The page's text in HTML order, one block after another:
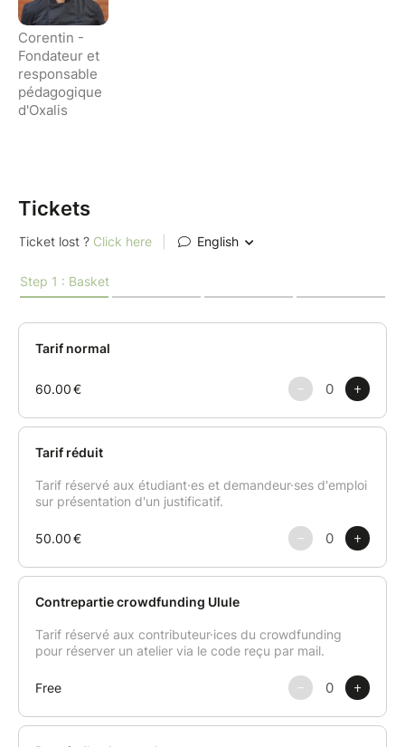
enrobés de chocolat.
Cookies – moelleux à cœur et généreusement
garnis, pour une touche gourmande et
régressive.
Rochers coco – fondants et parfumés à la
pâte sablée, de dressage à la poche et de glaçage au
cornet, ainsi que les astuces pour réussir chaque
repartirez avec un assortiment de biscuits faits
Un atelier convivial et gourmand, parfait pour se
mettre dans l'ambiance des fêtes tout en douceur.
Des astuces et tours de mains seront donnés tout au
long du cours.
Les tabliers, couteaux et autres ustensiles sont mis à
disposition durant le cours.
* Le cours pourrait être annulé si le nombre de 6
personnes minimum n'est pas atteint.
Une annulation moins de 7 jours avant le début du
remboursement. Néanmoins, le cours pourra faire
l'objet d'un report si le/la participant·e en fait la
demande par mail ou édite un avoir minimum 72h
Corentin -
Fondateur et
responsable
pédagogique
d'Oxalis
Tickets